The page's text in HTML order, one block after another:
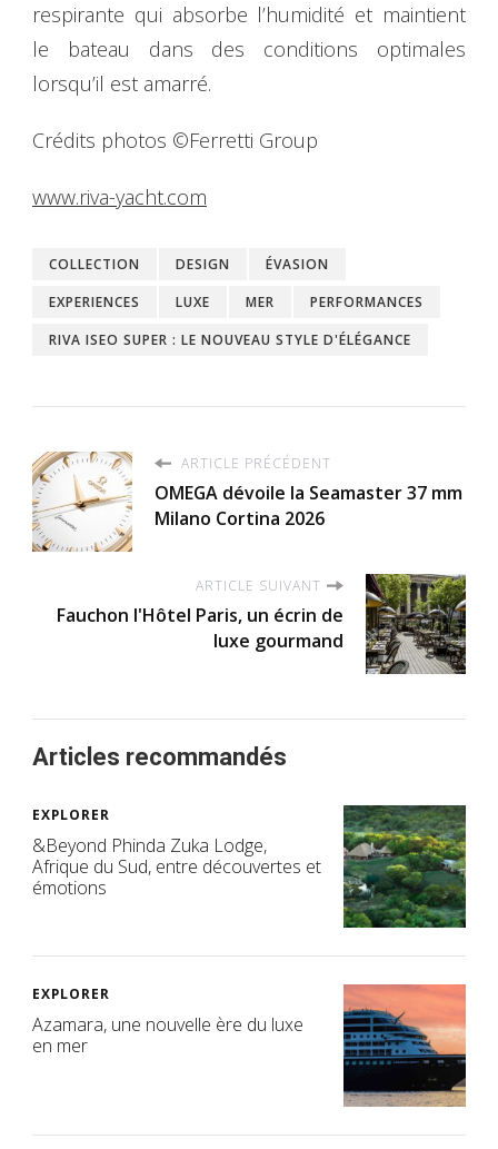
respirante qui absorbe l’humidité et maintient
le bateau dans des conditions optimales
lorsqu’il est amarré.
Crédits photos ©Ferretti Group
www.riva-yacht.com
COLLECTION DESIGN
ÉVASION
EXPERIENCES
LUXE MER
PERFORMANCES
RIVA ISEO SUPER : LE NOUVEAU STYLE D'ÉLÉGANCE
ARTICLE PRÉCÉDENT
OMEGA dévoile la Seamaster 37 mm
Milano Cortina 2026
ARTICLE SUIVANT
Fauchon l'Hôtel Paris, un écrin de
luxe gourmand
Articles recommandés
EXPLORER
&Beyond Phinda Zuka Lodge,
Afrique du Sud, entre découvertes et
émotions
EXPLORER
Azamara, une nouvelle ère du luxe
en mer